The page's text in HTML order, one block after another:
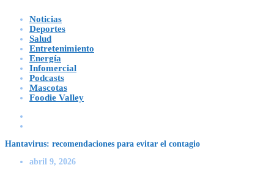
Noticias
Deportes
Salud
Entretenimiento
Energía
Infomercial
Podcasts
Mascotas
Foodie Valley
Hantavirus: recomendaciones para evitar el contagio
abril 9, 2026